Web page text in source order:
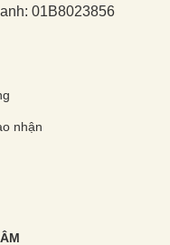
01B8023856
nhận